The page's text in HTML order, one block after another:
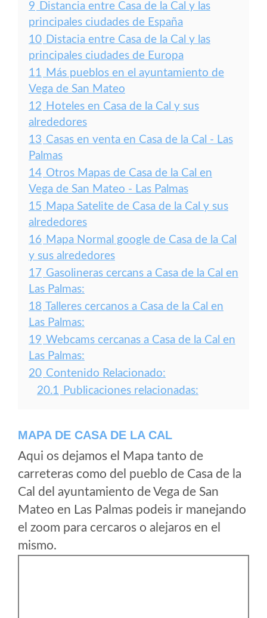
9 Distancia entre Casa de la Cal y las
principales ciudades de España
10 Distacia entre Casa de la Cal y las
principales ciudades de Europa
11 Más pueblos en el ayuntamiento de
Vega de San Mateo
12 Hoteles en Casa de la Cal y sus
alrededores
13 Casas en venta en Casa de la Cal - Las
Palmas
14 Otros Mapas de Casa de la Cal en
Vega de San Mateo - Las Palmas
15 Mapa Satelite de Casa de la Cal y sus
alrededores
16 Mapa Normal google de Casa de la Cal
y sus alrededores
17 Gasolineras cercans a Casa de la Cal en
Las Palmas:
18 Talleres cercanos a Casa de la Cal en
Las Palmas:
19 Webcams cercanas a Casa de la Cal en
Las Palmas:
20 Contenido Relacionado:
20.1 Publicaciones relacionadas:
MAPA DE CASA DE LA CAL
Aqui os dejamos el Mapa tanto de
carreteras como del pueblo de Casa de la
Cal del ayuntamiento de Vega de San
Mateo en Las Palmas podeis ir manejando
el zoom para cercaros o alejaros en el
mismo.